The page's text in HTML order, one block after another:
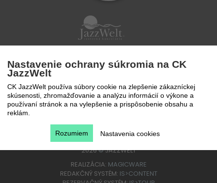
Po - Pi 9 - 17 hod
0850 777 888
2026©JAZZWELT
REALIZÁCIA: MAGICWARE
REDAKČNÝ SYSTÉM: IS>CONTENT
Nastavenie ochrany súkromia na CK
JazzWelt
CK JazzWelt používa súbory cookie na zlepšenie zákazníckej
skúsenosti, zhromažďovanie a analýzu informácií o výkone a
používaní stránok a na vylepšenie a prispôsobenie obsahu a
reklám.
Nastavenia cookies
Rozumiem